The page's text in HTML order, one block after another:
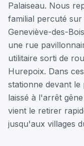
Palaiseau. Nous
familial percuté
Geneviève-des-
une rue
utilitaire sorti de
Hurepoix. Dans
stationne devant
laissé à l'arrêt
vient le retirer
jusqu'aux villages